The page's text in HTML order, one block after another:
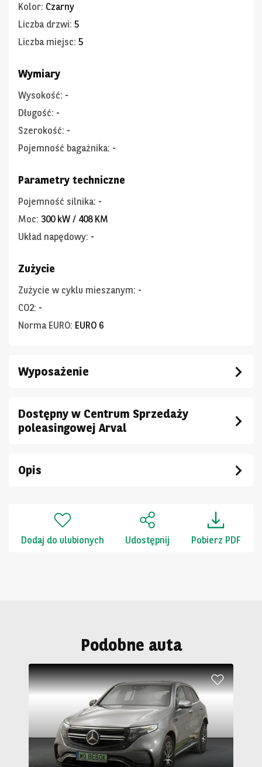
Kolor: Czarny
Liczba drzwi: 5
Liczba miejsc: 5
Wymiary
Wysokość: -
Długość: -
Szerokość: -
Pojemność bagażnika: -
Parametry techniczne
Pojemność silnika: -
Moc: 300 kW / 408 KM
Układ napędowy: -
Zużycie
Zużycie w cyklu mieszanym: -
CO2: -
Norma EURO: EURO 6
Wyposażenie
Dostępny w Centrum Sprzedaży
poleasingowej Arval
Opis
Dodaj do ulubionych Udostępnij Pobierz PDF
Podobne auta